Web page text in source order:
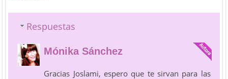
Respuestas
Mónika Sánchez
Gracias Joslami, espero que te sirvan para las